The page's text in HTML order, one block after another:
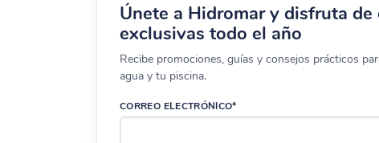
Únete a Hidromar y disfruta de
exclusivas todo el año
Recibe promociones, guías y consejos prácticos
agua y tu piscina.
CORREO ELECTRÓNICO*